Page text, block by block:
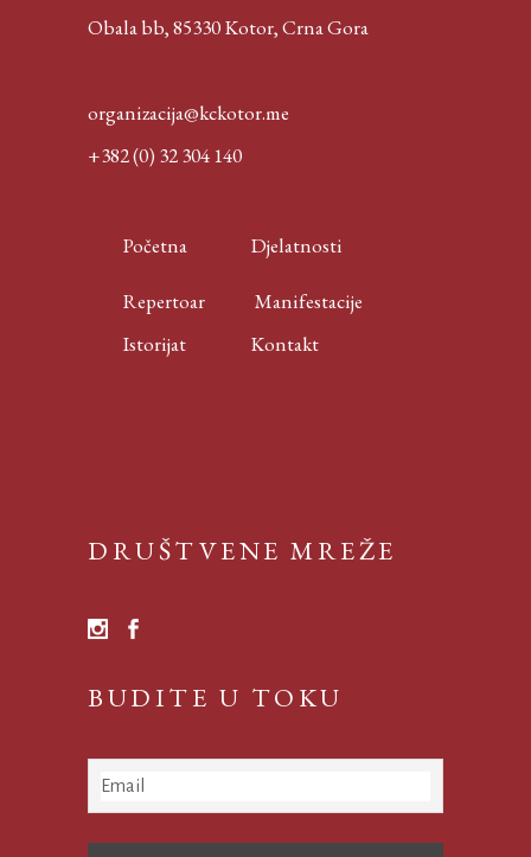
Obala bb, 85330 Kotor,Crna Gora
organizacija@kckotor.me
+382 (0) 32 304 140
Početna Djelatnosti
Repertoar
Manifestacije
Istorijat
Kontakt
DRUŠTVENE MREŽE
BUDITE U TOKU